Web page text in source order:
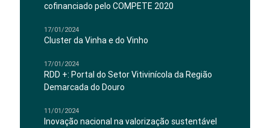
cofinanciado pelo COMPETE 2020
17/01/2024
Cluster da Vinha e do Vinho
17/01/2024
RDD +: Portal do Setor Vitivinícola da Região
Demarcada do Douro
11/01/2024
Inovação nacional na valorização sustentável